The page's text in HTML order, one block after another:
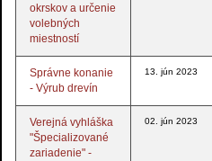
okrskov a určenie
volebných
miestností
Správne konanie
- Výrub drevín
13. jún 2023
Verejná vyhláška
"Špecializované
zariadenie" -
02. jún 2023